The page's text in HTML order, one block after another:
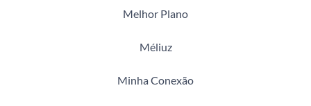
Melhor Plano
Méliuz
Minha Conexão